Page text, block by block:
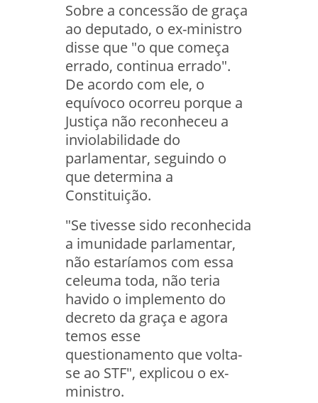
Sobre a concessão de graça
ao deputado, o ex-ministro
disse que "o que começa
errado, continua errado".
De acordo com ele, o
equívoco ocorreu porque a
Justiça não reconheceu a
inviolabilidade do
parlamentar, seguindo o
que determina a
Constituição.
"Se tivesse sido reconhecida
a imunidade parlamentar,
não estaríamos com essa
celeuma toda, não teria
havido o implemento do
decreto da graça e agora
temos esse
questionamento que volta-
se ao STF", explicou o ex-
ministro.